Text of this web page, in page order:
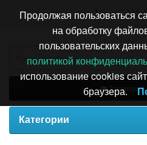
+7 495
Товаров:
Категории
Продолжая пользоваться
на обработку
пользовательских
политикой
использование cookies
браузера.